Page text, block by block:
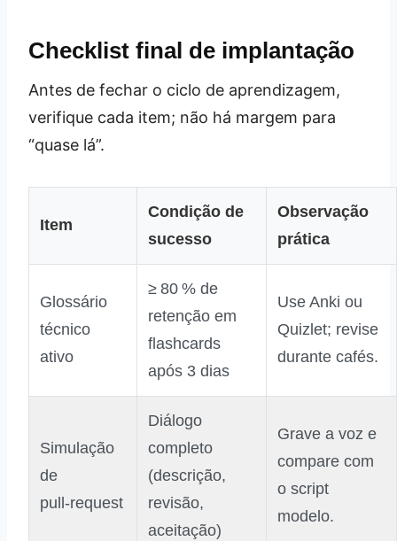
Checklist final de implantação
Antes de fechar o ciclo de aprendizagem,
verifique cada item; não há margem para
“quase lá”.
Item
Condição de
sucesso
Observação
prática
Glossário
técnico
ativo
≥ 80 % de
retenção em
flashcards
após 3 dias
Use Anki ou
Quizlet; revise
durante cafés.
Simulação
de
pull‑request
Diálogo
completo
(descrição,
revisão,
aceitação)
Grave a voz e
compare com
o script
modelo.